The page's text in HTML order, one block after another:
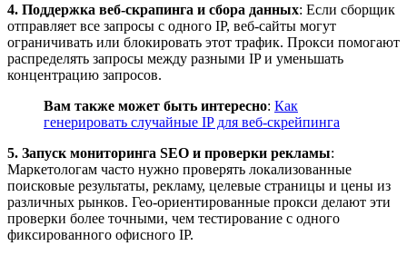
4. Поддержка веб-скрапинга и сбора данных: Если сборщик
отправляет все запросы с одного IP, веб-сайты могут
ограничивать или блокировать этот трафик. Прокси помогают
распределять запросы между разными IP и уменьшать
концентрацию запросов.
Вам также может быть интересно: Как
генерировать случайные IP для веб-скрейпинга
5. Запуск мониторинга SEO и проверки рекламы:
Маркетологам часто нужно проверять локализованные
поисковые результаты, рекламу, целевые страницы и цены из
различных рынков. Гео-ориентированные прокси делают эти
проверки более точными, чем тестирование с одного
фиксированного офисного IP.